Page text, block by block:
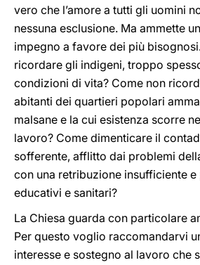
vero che l’amore a tutti gli uomini
nessuna esclusione. Ma ammette
impegno a favore dei più
ricordare gli indigeni, troppo
condizioni di vita? Come non
abitanti dei quartieri popolari
malsane e la cui esistenza scorre
lavoro? Come dimenticare il
sofferente, afflitto dai problemi
con una retribuzione insufficiente
educativi e sanitari?
La Chiesa guarda con particolare
Per questo voglio raccomandarvi
interesse e sostegno al lavoro che